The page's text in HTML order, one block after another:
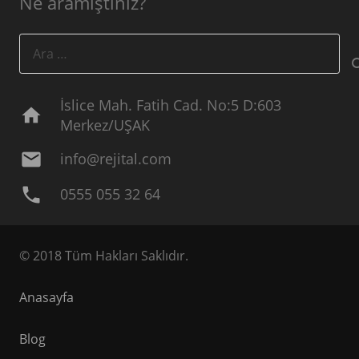
home
İslice Mah. Fatih Cad. No:5 D:603
Merkez/UŞAK
mail info@rejital.com
phone 0555 055 32 64
© 2018 Tüm Hakları Saklıdır.
Anasayfa
Blog